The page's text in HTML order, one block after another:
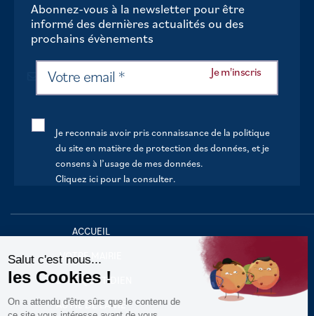
Abonnez-vous à la newsletter pour être
informé des dernières actualités ou des
prochains évènements
Je reconnais avoir pris connaissance de la politique
du site en matière de protection des données, et je
consens à l’usage de mes données.
Cliquez ici pour la consulter.
ACCUEIL
VOTRE MAIRIE
VOTRE QUOTIDIEN
AU FIL DE LA VIE
Salut c'est nous...
les Cookies !
On a attendu d'être sûrs que le contenu de